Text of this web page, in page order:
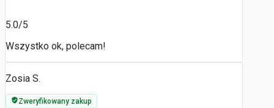
5.0/5
Wszystko ok, polecam!
Zosia S.
Zweryfikowany zakup